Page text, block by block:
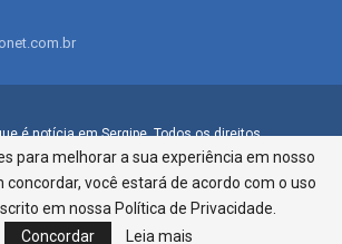
é notícia em Sergipe. Todos os direitos
reservados.
Monsenhor Silveira 276, Bairro São José |
49015-030, Fone: 79.2106.8000 - CI Centro de
Informações LTDA
para melhorar a sua experiência em nosso
concordar, você estará de acordo com o uso
em nossa Política de Privacidade.
Concordar
Leia mais